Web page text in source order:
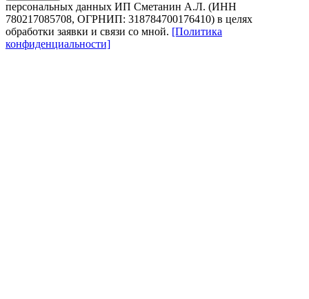
персональных данных ИП Сметанин А.Л. (ИНН
780217085708, ОГРНИП: 318784700176410) в целях
обработки заявки и связи со мной. [Политика
конфиденциальности]